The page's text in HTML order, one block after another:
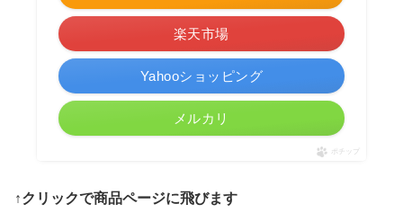
楽天市場
Yahooショッピング
メルカリ
ポチップ
↑クリックで商品ページに飛びます